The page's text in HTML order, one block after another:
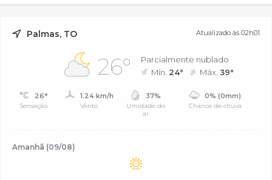
Palmas, TO Atualizado às 02h01
26°
Parcialmente nublado
Mín. 24° Máx.39°
26°
Sensação
1.24 km/h
Vento
37%
Umidade do
ar
0% (0mm)
Chance de chuva
Amanhã (09/08)